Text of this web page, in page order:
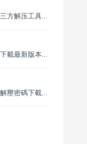
解压密码没问题的。请使用第三方解压工具解压，比如7zip
您好～好像無法使用解壓密碼下載最新版本，想請您看看
您好鄭先生～～好像無法使用解壓密碼下載最新的4.0.4版本，不知能否請你協助排除障礙～